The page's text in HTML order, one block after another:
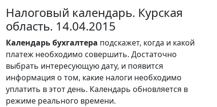
Налоговый календарь. Курская
область. 14.04.2015
Календарьбухгалтера подскажет, когда и какой
платеж необходимо совершить. Достаточно
выбрать интересующую дату, и появится
информация о том, какие налоги необходимо
уплатить в этот день. Календарь обновляется в
режиме реального времени.